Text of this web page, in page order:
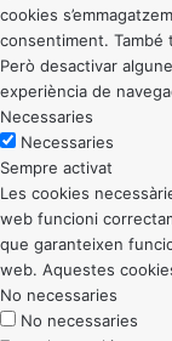
cookies
consentiment. També
Però desactivar
experiència de
Necessaries
Necessaries
Sempre activat
Les cookies
web funcioni
que garanteixen
web. Aquestes
No necessaries
No necessaries